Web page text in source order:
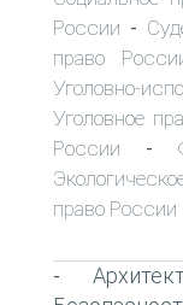
России -
право
Уголовно-
Уголовное
России -
право России
-